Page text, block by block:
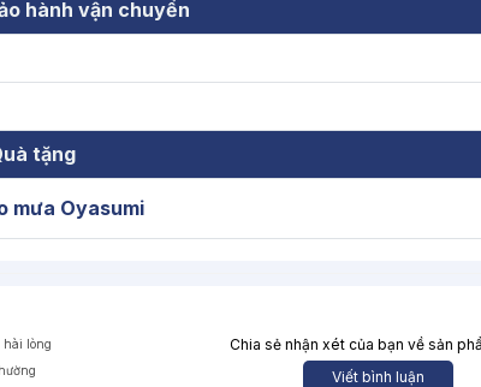
hành vận chuyển
tặng
mưa Oyasumi
hài lòng
Chia sẻ nhận xét của bạn về sản
Viết bình luận